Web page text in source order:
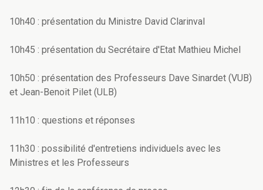
10h40 : présentation du Ministre David Clarinval
10h45 : présentation du Secrétaire d'Etat Mathieu Michel
10h50 : présentation des Professeurs Dave Sinardet (VUB)
et Jean-Benoit Pilet (ULB)
11h10 : questions et réponses
11h30 : possibilité d'entretiens individuels avec les
Ministres et les Professeurs